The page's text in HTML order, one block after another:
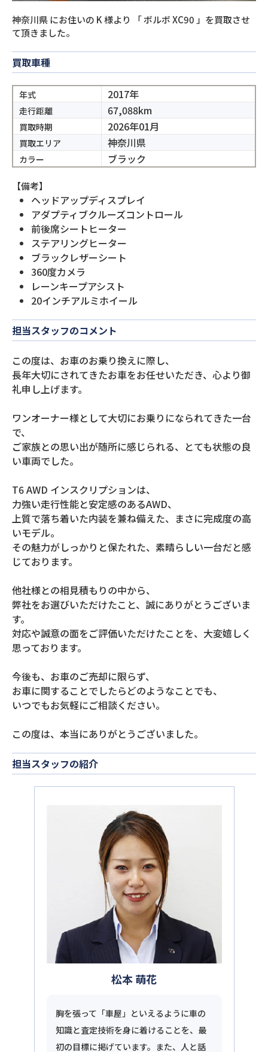
神奈川県にお住いの K様より 「ボルボ XC90 」を買取させ
て頂きました。
買取車種
年式 2017年
走行距離 67,088km
買取時期 2026年01月
買取エリア 神奈川県
カラー ブラック
【備考】
ヘッドアップディスプレイ
アダプティブクルーズコントロール
前後席シートヒーター
ステアリングヒーター
ブラックレザーシート
360度カメラ
レーンキープアシスト
20インチアルミホイール
担当スタッフのコメント
この度は、お車のお乗り換えに際し、
長年大切にされてきたお車をお任せいただき、心より御
礼申し上げます。
ワンオーナー様として大切にお乗りになられてきた一台
で、
ご家族との思い出が随所に感じられる、とても状態の良
い車両でした。
T6 AWD インスクリプションは、
力強い走行性能と安定感のあるAWD、
上質で落ち着いた内装を兼ね備えた、まさに完成度の高
いモデル。
その魅力がしっかりと保たれた、素晴らしい一台だと感
じております。
他社様との相見積もりの中から、
弊社をお選びいただけたこと、誠にありがとうございま
す。
対応や誠意の面をご評価いただけたことを、大変嬉しく
思っております。
今後も、お車のご売却に限らず、
お車に関することでしたらどのようなことでも、
いつでもお気軽にご相談ください。
この度は、本当にありがとうございました。
担当スタッフの紹介
松本 萌花
胸を張って「車屋」といえるように車の
知識と査定技術を身に着けることを、最
初の目標に掲げています。また、人と話